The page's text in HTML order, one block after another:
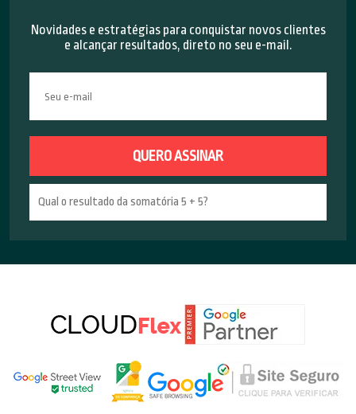
Novidades e estratégias para conquistar novos clientes
e alcançar resultados, direto no seu e-mail.